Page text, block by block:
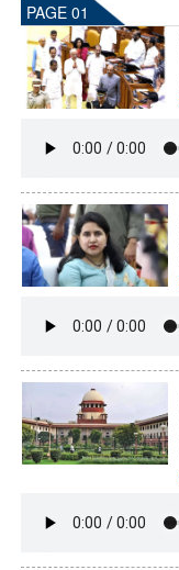
OPINION
PHOTOS
LIFESTYLE
SPIRITUAL
INFO+
ART
CARTOONS
LITERATURE
PAGE 01